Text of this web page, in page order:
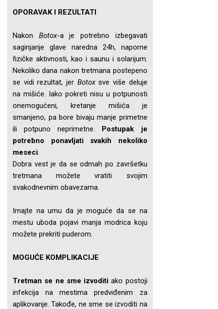
OPORAVAK I REZULTATI
Nakon Botox-a je potrebno izbegavati
saginjanje glave naredna 24h, naporne
fizičke aktivnosti, kao i saunu i solarijum.
Nekoliko dana nakon tretmana postepeno
se vidi rezultat, jer Botoxsve više deluje
na mišiće. Iako pokreti nisu u potpunosti
onemogućeni, kretanje mišića je
smanjeno, pa bore bivaju manje primetne
ili potpuno neprimetne. Postupak je
potrebno ponavljati svakih nekoliko
meseci.
Dobra vest je da se odmah po završetku
tretmana možete vratiti svojim
svakodnevnim obavezama.
Imajte na umu da je moguće da se na
mestu uboda pojavi manja modrica koju
možete prekriti puderom.
MOGUĆE KOMPLIKACIJE
Tretman se ne sme izvoditi ako postoji
infekcija na mestima predviđenim za
aplikovanje. Takođe, ne sme se izvoditi na